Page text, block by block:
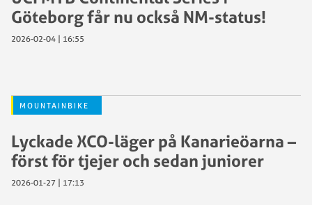
Göteborg får nu också NM-status!
2026-02-04 | 16:55
MOUNTAINBIKE
Lyckade XCO-läger på Kanarieöarna –
först för tjejer och sedan juniorer
2026-01-27 | 17:13